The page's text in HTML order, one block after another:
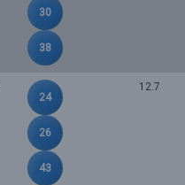
30
38
24
26
43
12.7